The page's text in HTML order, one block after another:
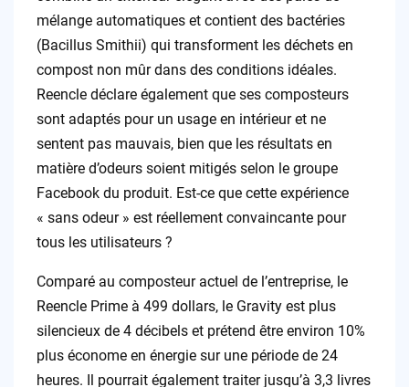
mélange automatiques et contient des bactéries
(Bacillus Smithii) qui transforment les déchets en
compost non mûr dans des conditions idéales.
Reencle déclare également que ses composteurs
sont adaptés pour un usage en intérieur et ne
sentent pas mauvais, bien que les résultats en
matière d’odeurs soient mitigés selon le groupe
Facebook du produit. Est-ce que cette expérience
« sans odeur » est réellement convaincante pour
tous les utilisateurs ?
Comparé au composteur actuel de l’entreprise, le
Reencle Prime à 499 dollars, le Gravity est plus
silencieux de 4 décibels et prétend être environ 10%
plus économe en énergie sur une période de 24
heures. Il pourrait également traiter jusqu’à 3,3 livres